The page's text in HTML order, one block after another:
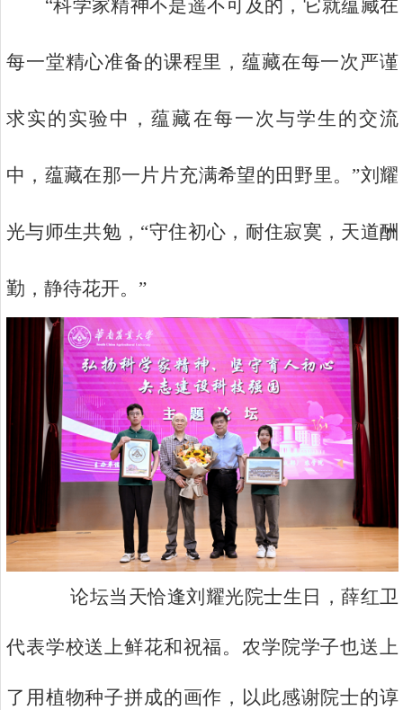
“科学家精神不是遥不可及的，它就蕴藏在
每一堂精心准备的课程里，蕴藏在每一次严谨
求实的实验中，蕴藏在每一次与学生的交流
中，蕴藏在那一片片充满希望的田野里。”刘耀
光与师生共勉，“守住初心，耐住寂寞，天道酬
勤，静待花开。”
论坛当天恰逢刘耀光院士生日，薛红卫
代表学校送上鲜花和祝福。农学院学子也送上
了用植物种子拼成的画作，以此感谢院士的谆